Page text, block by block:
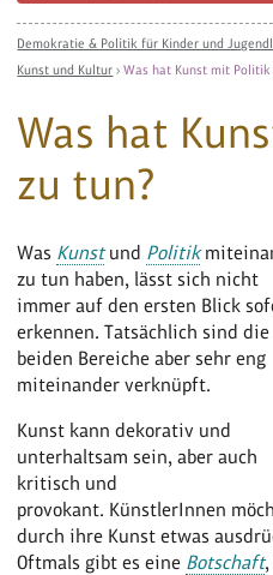
Demokratie & Politik für Kinder und
Kunst und Kultur ›Was hat Kunst mit Politik
Was hat
zu tun?
Was Kunstund Politik
zu tun haben, lässt sich nicht
immer auf den ersten Blick
erkennen. Tatsächlich sind die
beiden Bereiche aber sehr eng
miteinander verknüpft.
Kunst kann dekorativ und
unterhaltsam sein, aber auch
kritisch und
provokant. KünstlerInnen
durch ihre Kunst etwas
Oftmals gibt es eine Botschaft